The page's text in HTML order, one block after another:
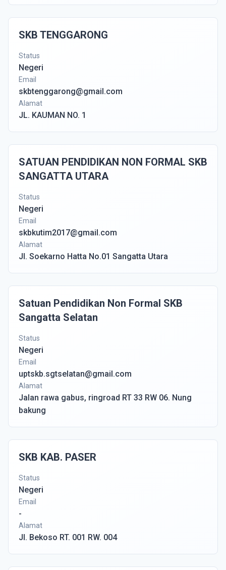
SKB TENGGARONG
Status
Negeri
Email
skbtenggarong@gmail.com
Alamat
JL. KAUMAN NO. 1
SATUAN PENDIDIKAN NON FORMAL SKB
SANGATTA UTARA
Status
Negeri
Email
skbkutim2017@gmail.com
Alamat
Jl. Soekarno Hatta No.01 Sangatta Utara
Satuan Pendidikan Non Formal SKB
Sangatta Selatan
Status
Negeri
Email
uptskb.sgtselatan@gmail.com
Alamat
Jalan rawa gabus, ringroad RT 33 RW 06. Nung
bakung
SKB KAB. PASER
Status
Negeri
Email
-
Alamat
Jl. Bekoso RT. 001 RW. 004